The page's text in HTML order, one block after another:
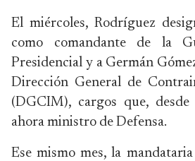
El miércoles, Rodríguez
como comandante de la
Presidencial y a Germán
Dirección General de
(DGCIM), cargos que, desde
ahora ministro de Defensa.
Ese mismo mes, la